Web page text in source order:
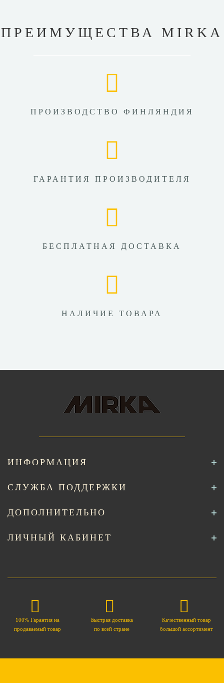
ПРЕИМУЩЕСТВА MIRKA
ПРОИЗВОДСТВО ФИНЛЯНДИЯ
ГАРАНТИЯ ПРОИЗВОДИТЕЛЯ
БЕСПЛАТНАЯ ДОСТАВКА
НАЛИЧИЕ ТОВАРА
ИНФОРМАЦИЯ
СЛУЖБА ПОДДЕРЖКИ
ДОПОЛНИТЕЛЬНО
ЛИЧНЫЙ КАБИНЕТ
100% Гарантия на
продаваемый товар
Быстрая доставка
по всей стране
Качественный товар
большой ассортимент